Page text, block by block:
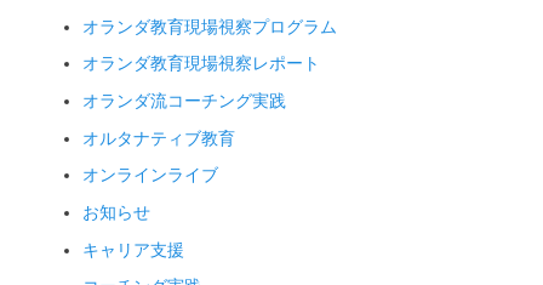
オランダ教育現場視察プログラム
オランダ教育現場視察レポート
オランダ流コーチング実践
オルタナティブ教育
オンラインライブ
お知らせ
キャリア支援